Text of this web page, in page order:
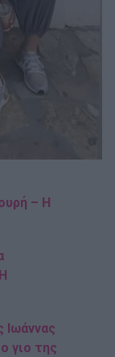
– Η
Ιωάννας
γιο της